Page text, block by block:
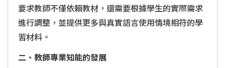
要求教師不僅依賴教材，還需要根據學生的實際需求
進行調整，並提供更多與真實語言使用情境相符的學
習材料。
二、教師專業知能的發展